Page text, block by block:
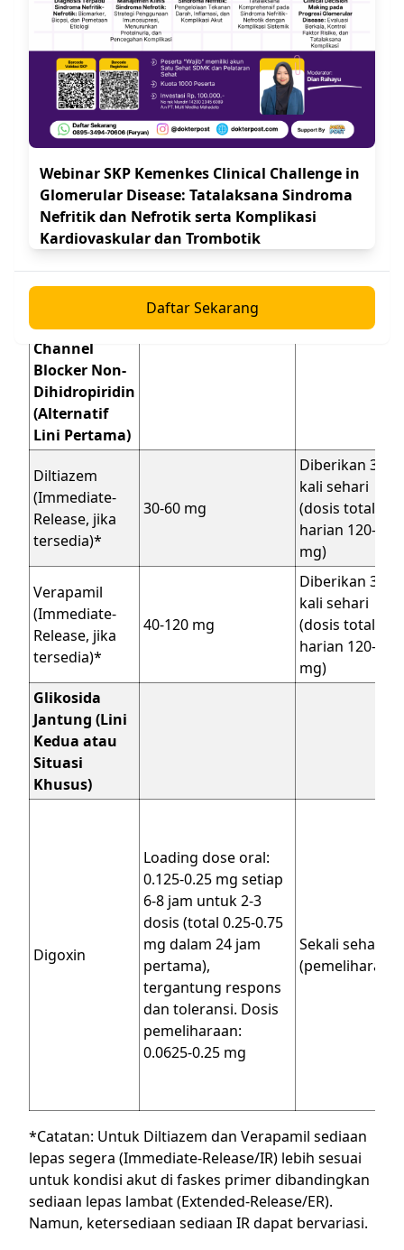
Metoprolol
Tartrat
(Immediate-
25-50 mg
Dapat diulang
jika perlu, atau
diberikan 2-3
Bisoprolol 2.5-5 mg Sekali sehari
Calcium
Channel
Blocker Non-
Dihidropiridin
(Alternatif
Lini Pertama)
Diltiazem
(Immediate-
Release, jika
tersedia)*
30-60 mg
Diberikan 3-4
kali sehari
(dosis total
harian 120-360
mg)
Verapamil
(Immediate-
Release, jika
tersedia)*
40-120 mg
Diberikan 3
kali sehari
(dosis total
harian 120-480
mg)
Glikosida
Jantung (Lini
Kedua atau
Situasi
Khusus)
Digoxin
Loading dose oral:
0.125-0.25 mg setiap
6-8 jam untuk 2-3
dosis (total 0.25-0.75
mg dalam 24 jam
pertama),
tergantung respons
dan toleransi. Dosis
pemeliharaan:
0.0625-0.25 mg
Sekali sehari
(pemeliharaan)
*Catatan: Untuk Diltiazem dan Verapamil sediaan
lepas segera (Immediate-Release/IR) lebih sesuai
untuk kondisi akut di faskes primer dibandingkan
sediaan lepas lambat (Extended-Release/ER).
Namun, ketersediaan sediaan IR dapat bervariasi.
Webinar SKP Kemenkes Clinical Challenge in
Glomerular Disease: Tatalaksana Sindroma
Nefritik dan Nefrotik serta Komplikasi
Kardiovaskular dan Trombotik
Daftar Sekarang